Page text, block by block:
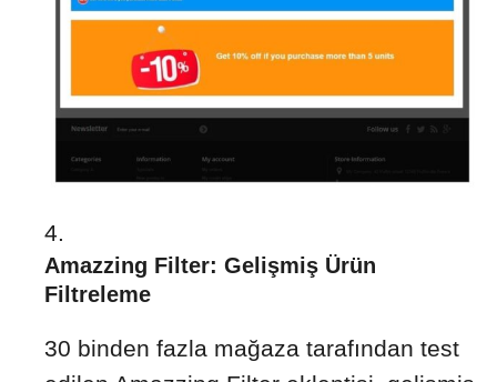
Amazzing Filter: Gelişmiş Ürün
Filtreleme
30 binden fazla mağaza tarafından test